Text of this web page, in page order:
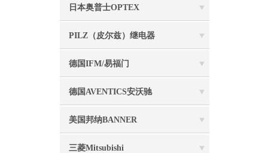
日本奥普士OPTEX
PILZ（皮尔兹）继电器
德国IFM/易福门
德国AVENTICS安沃驰
美国邦纳BANNER
三菱Mitsubishi